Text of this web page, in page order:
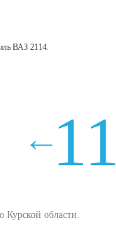
ВАЗ 2114.
11
области.